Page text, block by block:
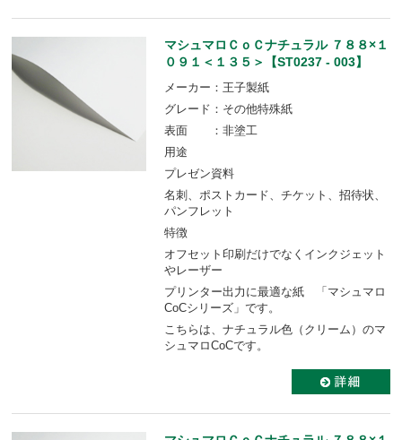
マシュマロＣｏＣナチュラル ７８８×１
０９１＜１３５＞【ST0237 - 003】
メーカー：王子製紙
グレード：その他特殊紙
表面 ：非塗工
用途
プレゼン資料
名刺、ポストカード、チケット、招待状、
パンフレット
特徴
オフセット印刷だけでなくインクジェット
やレーザー
プリンター出力に最適な紙 「マシュマロ
CoCシリーズ」です。
こちらは、ナチュラル色（クリーム）のマ
シュマロCoCです。